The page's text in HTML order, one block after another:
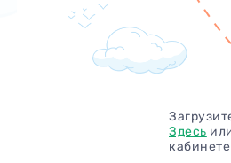
Здесь
кабинете